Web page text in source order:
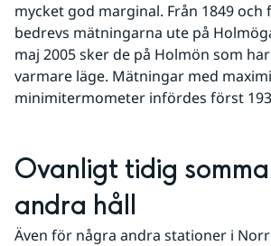
mycket god marginal. Från 1849
bedrevs mätningarna ute på
maj 2005 sker de på Holmön som
varmare läge. Mätningar med
minimitermometer infördes först
Ovanligt tidig
andra håll
Även för några andra stationer i